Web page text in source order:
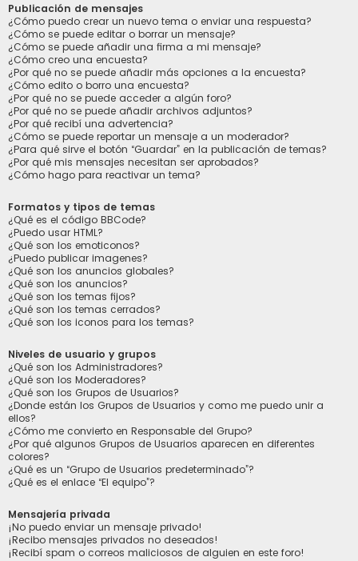
Publicación de mensajes
¿Cómo puedo crear un nuevo tema o enviar una respuesta?
¿Cómo se puede editar o borrar un mensaje?
¿Cómo se puede añadir una firma a mi mensaje?
¿Cómo creo una encuesta?
¿Por qué no se puede añadir más opciones a la encuesta?
¿Cómo edito o borro una encuesta?
¿Por qué no se puede acceder a algún foro?
¿Por qué no se puede añadir archivos adjuntos?
¿Por qué recibí una advertencia?
¿Cómo se puede reportar un mensaje a un moderador?
¿Para qué sirve el botón “Guardar” en la publicación de temas?
¿Por qué mis mensajes necesitan ser aprobados?
¿Cómo hago para reactivar un tema?
Formatos y tipos de temas
¿Qué es el código BBCode?
¿Puedo usar HTML?
¿Qué son los emoticonos?
¿Puedo publicar imagenes?
¿Qué son los anuncios globales?
¿Qué son los anuncios?
¿Qué son los temas fijos?
¿Qué son los temas cerrados?
¿Qué son los iconos para los temas?
Niveles de usuario y grupos
¿Qué son los Administradores?
¿Qué son los Moderadores?
¿Qué son los Grupos de Usuarios?
¿Donde están los Grupos de Usuarios y como me puedo unir a
ellos?
¿Cómo me convierto en Responsable del Grupo?
¿Por qué algunos Grupos de Usuarios aparecen en diferentes
colores?
¿Qué es un “Grupo de Usuarios predeterminado”?
¿Qué es el enlace “El equipo”?
Mensajería privada
¡No puedo enviar un mensaje privado!
¡Recibo mensajes privados no deseados!
¡Recibí spam o correos maliciosos de alguien en este foro!